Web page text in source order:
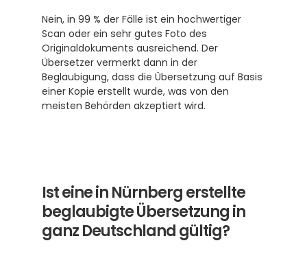
Nein, in 99 % der Fälle ist ein hochwertiger
Scan oder ein sehr gutes Foto des
Originaldokuments ausreichend. Der
Übersetzer vermerkt dann in der
Beglaubigung, dass die Übersetzung auf Basis
einer Kopie erstellt wurde, was von den
meisten Behörden akzeptiert wird.
Ist eine in Nürnberg erstellte
beglaubigte Übersetzung in
ganz Deutschland gültig?